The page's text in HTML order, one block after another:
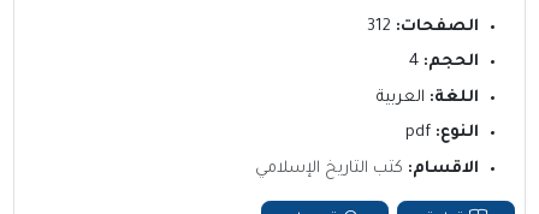
الصفحات:
الحجم:
اللغة: العربية
النوع:
الاقسام: كتب التاريخ الإسلامي